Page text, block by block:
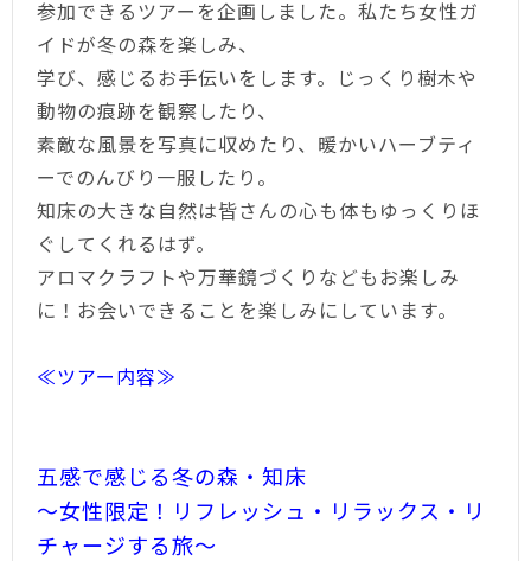
参加できるツアーを企画しました。私たち女性ガ
イドが冬の森を楽しみ、
学び、感じるお手伝いをします。じっくり樹木や
動物の痕跡を観察したり、
素敵な風景を写真に収めたり、暖かいハーブティ
ーでのんびり一服したり。
知床の大きな自然は皆さんの心も体もゆっくりほ
ぐしてくれるはず。
アロマクラフトや万華鏡づくりなどもお楽しみ
に！お会いできることを楽しみにしています。
≪ツアー内容≫
五感で感じる冬の森・知床
～女性限定！リフレッシュ・リラックス・リ
チャージする旅～